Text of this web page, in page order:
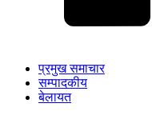
प्रमुख समाचार
सम्पादकीय
बेलायत